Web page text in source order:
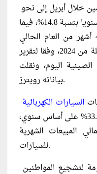
ارتفعت مبيعات السيارات في الصين خلال أبريل إلى نحو
1.78 مليون وحدة، مسجلة نموا سنويا بنسبة 14.8%، فيما
حققت ارتفاعا على مدار أول 4 أشهر من العام الحالي
بقرابة 8.2% مقارنة بالفترة المماثلة من 2024، وفقا لتقرير
اليوم، ونقلت
بياناته رويترز.
السيارات الكهربائية
والهجينة القابلة للشحن، بنسبة 33.9% على أساس سنوي،
من إجمالي المبيعات الشهرية
للسيارات.